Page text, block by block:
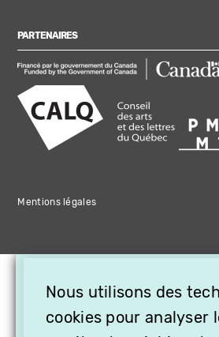
PARTENAIRES
Mentions légales
Nous utilisons des
cookies pour analyser
OFFREZ LA
CADEAU,